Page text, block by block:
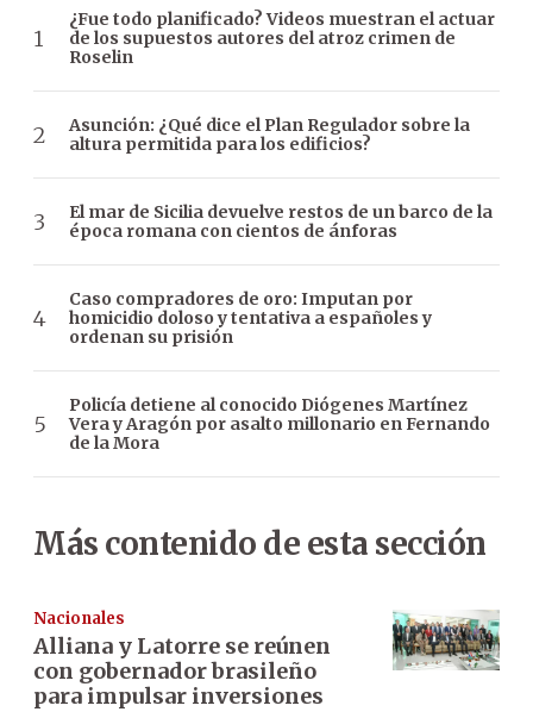
¿Fue todo planificado? Videos muestran el actuar
de los supuestos autores del atroz crimen de
Roselin
Asunción: ¿Qué dice el Plan Regulador sobre la
altura permitida para los edificios?
El mar de Sicilia devuelve restos de un barco de la
época romana con cientos de ánforas
Caso compradores de oro: Imputan por
homicidio doloso y tentativa a españoles y
ordenan su prisión
Policía detiene al conocido Diógenes Martínez
Vera y Aragón por asalto millonario en Fernando
de la Mora
Más contenido de esta sección
Nacionales
Alliana y Latorre se reúnen
con gobernador brasileño
para impulsar inversiones